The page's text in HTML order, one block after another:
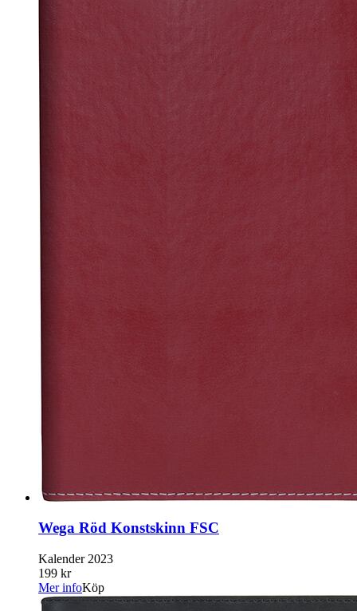
Wega Röd Konstskinn FSC
Kalender 2023
199 kr
Mer infoKöp